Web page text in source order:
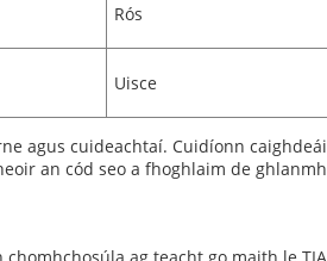
Rós
Uisce
agus cuideachtaí. Cuidíonn
an cód seo a fhoghlaim de
ag teacht go maith le